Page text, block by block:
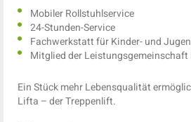
Mobiler Rollstuhlservice
24-Stunden-Service
Fachwerkstatt für Kinder- und
Mitglied der Leistungsgemeinschaft
Ein Stück mehr Lebensqualität
Lifta – der Treppenlift.